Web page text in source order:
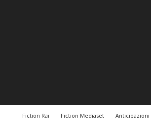
Fiction Rai Fiction Mediaset Anticipazioni